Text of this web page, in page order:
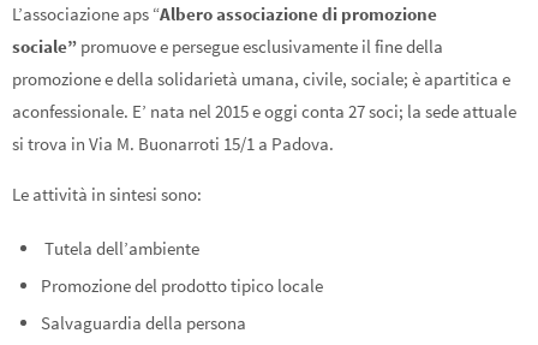
L’associazione aps “Albero associazione di promozione
sociale” promuove e persegue esclusivamente il fine della
promozione e della solidarietà umana, civile, sociale; è apartitica e
aconfessionale. E’ nata nel 2015 e oggi conta 27 soci; la sede attuale
si trova in Via M. Buonarroti 15/1 a Padova.
Le attività in sintesi sono:
Tutela dell’ambiente
Promozione del prodotto tipico locale
Salvaguardia della persona